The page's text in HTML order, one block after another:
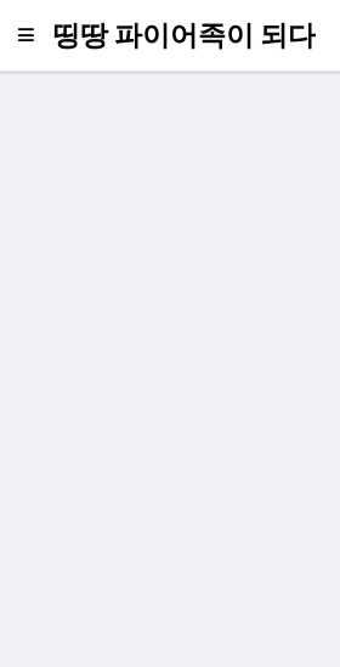
띵땅 파이어족이 되다